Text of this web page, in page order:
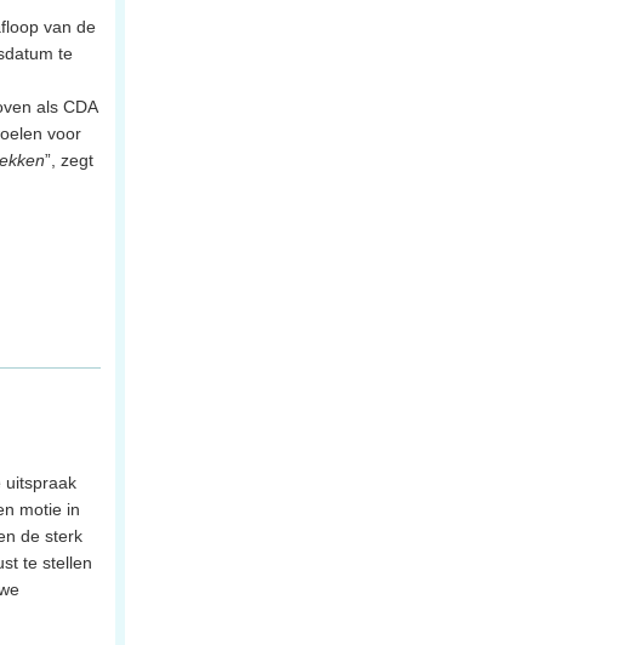
van de
te
als CDA
voor
”, zegt
uitspraak
motie in
de sterk
te stellen